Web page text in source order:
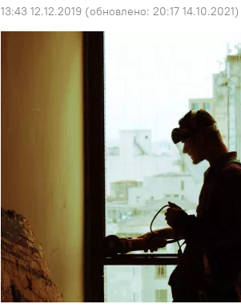
13:43 12.12.2019 (обновлено: 20:17 14.10.2021)